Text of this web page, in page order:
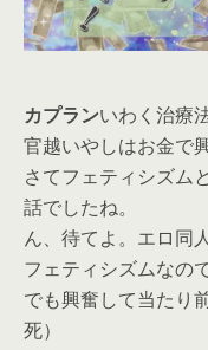
カプランいわく治療
官越いやしはお金で
さてフェティシズム
話でしたね。
ん、待てよ。エロ同
フェティシズムなの
でも興奮して当たり
死）